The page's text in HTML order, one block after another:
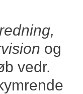
og
vedr.